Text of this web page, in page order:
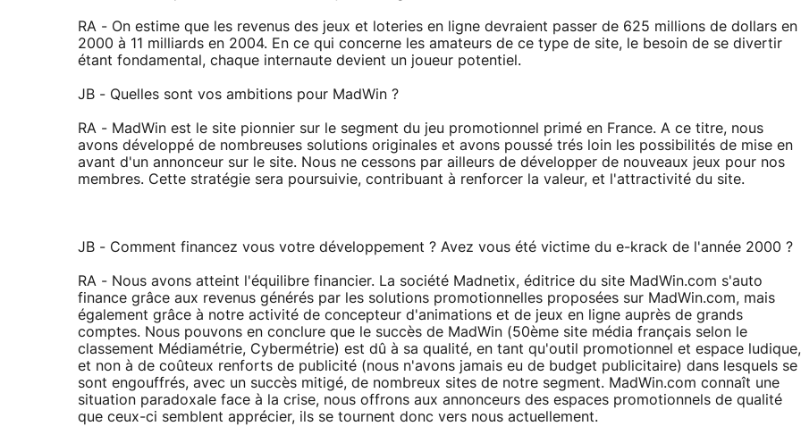
RA - On estime que les revenus des jeux et loteries en ligne devraient passer de 625 millions de dollars en
2000 à 11 milliards en 2004. En ce qui concerne les amateurs de ce type de site, le besoin de se divertir
étant fondamental, chaque internaute devient un joueur potentiel.
JB - Quelles sont vos ambitions pour MadWin ?
RA - MadWin est le site pionnier sur le segment du jeu promotionnel primé en France. A ce titre, nous
avons développé de nombreuses solutions originales et avons poussé trés loin les possibilités de mise en
avant d'un annonceur sur le site. Nous ne cessons par ailleurs de développer de nouveaux jeux pour nos
membres. Cette stratégie sera poursuivie, contribuant à renforcer la valeur, et l'attractivité du site.
JB - Comment financez vous votre développement ? Avez vous été victime du e-krack de l'année 2000 ?
RA - Nous avons atteint l'équilibre financier. La société Madnetix, éditrice du site MadWin.com s'auto
finance grâce aux revenus générés par les solutions promotionnelles proposées sur MadWin.com, mais
également grâce à notre activité de concepteur d'animations et de jeux en ligne auprès de grands
comptes. Nous pouvons en conclure que le succès de MadWin (50ème site média français selon le
classement Médiamétrie, Cybermétrie) est dû à sa qualité, en tant qu'outil promotionnel et espace ludique,
et non à de coûteux renforts de publicité (nous n'avons jamais eu de budget publicitaire) dans lesquels se
sont engouffrés, avec un succès mitigé, de nombreux sites de notre segment. MadWin.com connaît une
situation paradoxale face à la crise, nous offrons aux annonceurs des espaces promotionnels de qualité
que ceux-ci semblent apprécier, ils se tournent donc vers nous actuellement.